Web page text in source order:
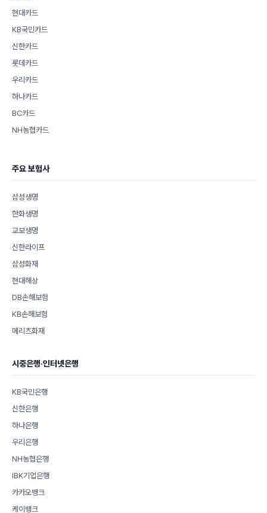
현대카드
KB국민카드
신한카드
롯데카드
우리카드
하나카드
BC카드
NH농협카드
주요 보험사
삼성생명
한화생명
교보생명
신한라이프
삼성화재
현대해상
DB손해보험
KB손해보험
메리츠화재
시중은행·인터넷은행
KB국민은행
신한은행
하나은행
우리은행
NH농협은행
IBK기업은행
카카오뱅크
케이뱅크